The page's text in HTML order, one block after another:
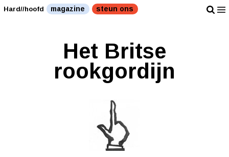
Hard//hoofd magazine steun ons
Het Britse
rookgordijn